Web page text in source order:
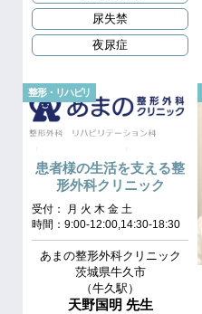
尿失禁
夜尿症
整形・リハビリ
患者様の生活を支える整
形外科クリニック
受付： 月 火 木 金 土
時間：9:00-12:00,14:30-18:30
あまの整形外科クリニック
茨城県牛久市
（牛久駅）
天野国明 先生